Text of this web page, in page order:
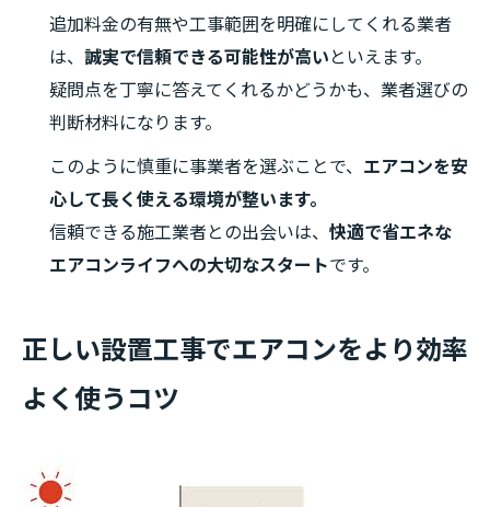
追加料金の有無や工事範囲を明確にしてくれる業者
は、 誠実で信頼できる可能性が高い といえます。
疑問点を丁寧に答えてくれるかどうかも、業者選びの
判断材料になります。
このように慎重に事業者を選ぶことで、 エアコンを安
心して長く使える環境が整います。
信頼できる施工業者との出会いは、 快適で省エネな
エアコンライフへの大切なスタートです。
正しい設置工事でエアコンをより効率
よく使うコツ